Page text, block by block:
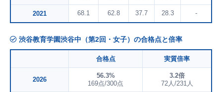
2021 68.1 62.8 37.7 28.3 -
渋谷教育学園渋谷中（第2回・女子）の合格点と倍率
合格点 実質倍率
2026
56.3%
169点/300点
3.2倍
72人/231人